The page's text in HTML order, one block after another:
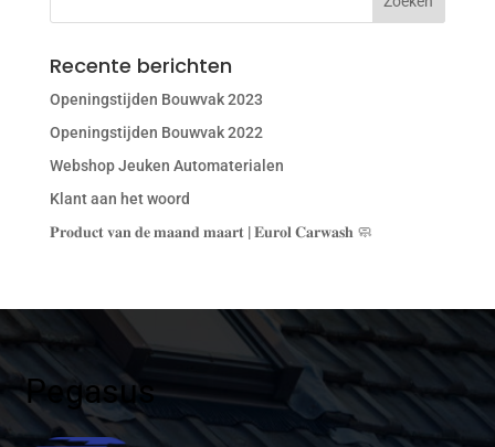
Recente berichten
Openingstijden Bouwvak 2023
Openingstijden Bouwvak 2022
Webshop Jeuken Automaterialen
Klant aan het woord
𝐏𝐫𝐨𝐝𝐮𝐜𝐭 𝐯𝐚𝐧 𝐝𝐞 𝐦𝐚𝐚𝐧𝐝 𝐦𝐚𝐚𝐫𝐭 | 𝐄𝐮𝐫𝐨𝐥 𝐂𝐚𝐫𝐰𝐚𝐬𝐡 🧼
Pegasus